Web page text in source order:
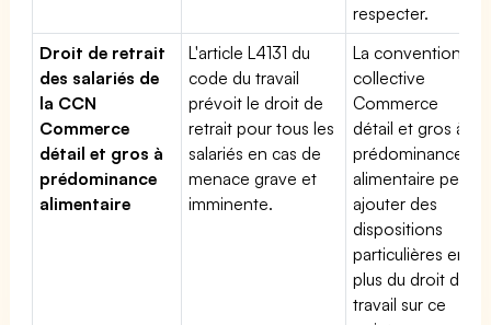
respecter.
Droit de retrait
des salariés de
la CCN
Commerce
détail et gros à
prédominance
alimentaire
L'article L4131 du
code du travail
prévoit le droit de
retrait pour tous les
salariés en cas de
menace grave et
imminente.
La convention
collective
Commerce
détail et gros à
prédominance
alimentaire peut
ajouter des
dispositions
particulières en
plus du droit du
travail sur ce